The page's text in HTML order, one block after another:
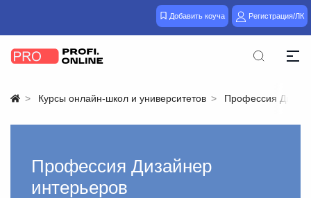
Добавить коуча Регистрация/ЛК
Курсы онлайн-школ и университетов Профессия
Профессия Дизайнер
интерьеров